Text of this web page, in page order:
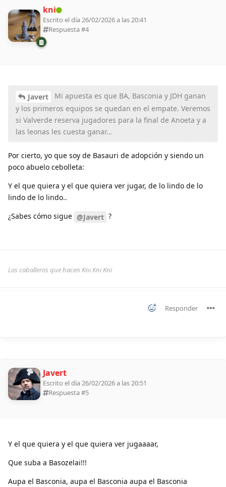
kni
Escrito el día 26/02/2026 a las 20:41
Respuesta #4
Javert
Mi apuesta es que BA, Basconia y JDH ganan
y los primeros equipos se quedan en el empate. Veremos
si Valverde reserva jugadores para la final de Anoeta y a
las leonas les cuesta ganar…
Por cierto, yo que soy de Basauri de adopción y siendo un
poco abuelo cebolleta:
Y el que quiera y el que quiera ver jugar, de lo lindo de lo
lindo de lo lindo..
¿Sabes cómo sigue @Javert ?
Los caballeros que hacen Kni Kni Kni
Responder
Javert
Escrito el día 26/02/2026 a las 20:51
Respuesta #5
Y el que quiera y el que quiera ver jugaaaar,
Que suba a Basozelai!!!
Aupa el Basconia, aupa el Basconia aupa el Basconia